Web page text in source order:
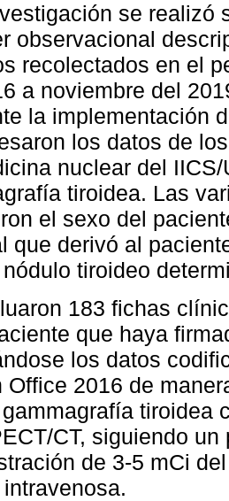
se realizó
observacional
recolectados en el
a noviembre del
la implementación
los datos de
nuclear del
tiroidea. Las
el sexo del
que derivó al
tiroideo
183 fichas
que haya
los datos
Office 2016 de
tiroidea
CT, siguiendo
de 3-5 mCi